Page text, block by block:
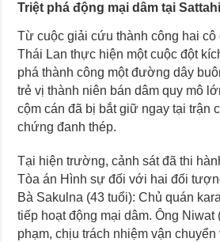
Triệt phá động mại dâm tại
Từ cuộc giải cứu thành công hai cô
Thái Lan thực hiện một cuộc đột
phá thành công một đường dây
trẻ vị thành niên bán dâm quy mô
cộm cán đã bị bắt giữ ngay tại trận
chứng đanh thép.
Tại hiện trường, cảnh sát đã thi
Tòa án Hình sự đối với hai đối
Bà Sakulna (43 tuổi): Chủ quán
tiếp hoạt động mại dâm. Ông Niwat
phạm, chịu trách nhiệm vận chuyển